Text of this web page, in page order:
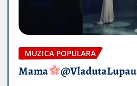
MUZICA POPULARA
Mama @VladutaLupau